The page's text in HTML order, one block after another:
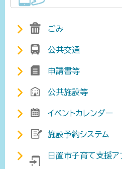
ごみ
公共交通
申請書等
公共施設等
イベントカレンダー
施設予約システム
日置市子育て支援ア